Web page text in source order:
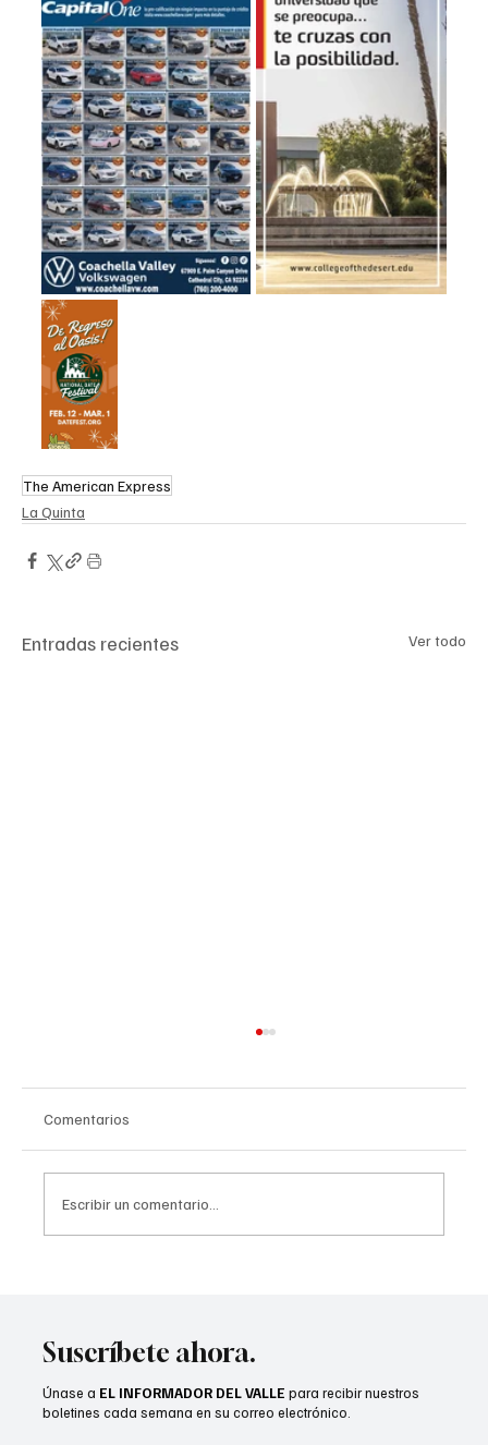
The American Express
La Quinta
Entradas recientes Ver todo
Comentarios
Escribir un comentario...
Suscríbete ahora.
Únase a EL INFORMADOR DEL VALLE para recibir nuestros
boletines cada semana en su correo electrónico.